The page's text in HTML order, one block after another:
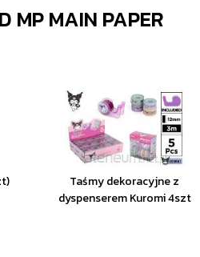
MP MAIN PAPER
Taśmy dekoracyjne z
dyspenserem Kuromi 4szt